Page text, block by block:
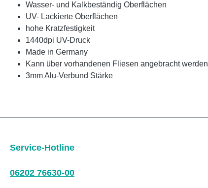
Wasser- und Kalkbeständig Oberflächen
UV- Lackierte Oberflächen
hohe Kratzfestigkeit
1440dpi UV-Druck
Made in Germany
Kann über vorhandenen Fliesen angebracht werden
3mm Alu-Verbund Stärke
Service-Hotline
06202 76630-00